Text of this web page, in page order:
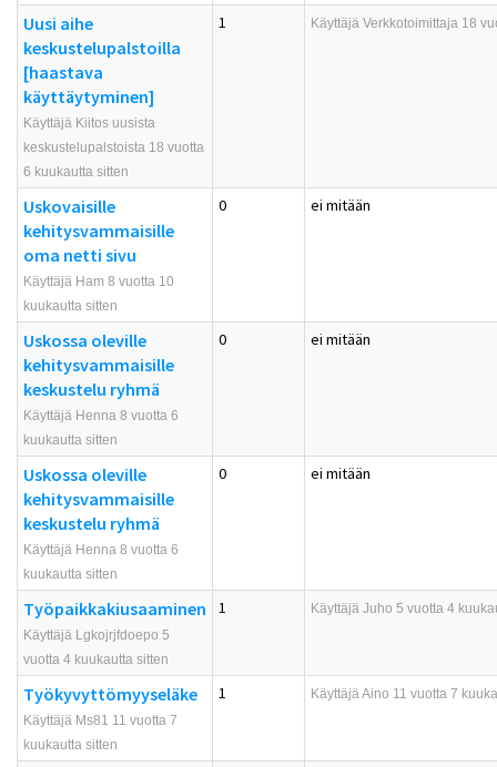
Uusi aihe
keskustelupalstoilla
[haastava
käyttäytyminen]
Käyttäjä Kiitos uusista
keskustelupalstoista 18 vuotta
6 kuukautta sitten
1 Käyttäjä Verkkotoimittaja 18
Uskovaisille
kehitysvammaisille
oma netti sivu
Käyttäjä Ham 8 vuotta 10
kuukautta sitten
0 ei mitään
Uskossa oleville
kehitysvammaisille
keskustelu ryhmä
Käyttäjä Henna 8 vuotta 6
kuukautta sitten
0 ei mitään
Uskossa oleville
kehitysvammaisille
keskustelu ryhmä
Käyttäjä Henna 8 vuotta 6
kuukautta sitten
0 ei mitään
Työpaikkakiusaaminen
Käyttäjä Lgkojrjfdoepo 5
vuotta 4 kuukautta sitten
1 Käyttäjä Juho 5 vuotta 4
Työkyvyttömyyseläke
Käyttäjä Ms81 11 vuotta 7
kuukautta sitten
1 KäyttäjäAino 11 vuotta 7